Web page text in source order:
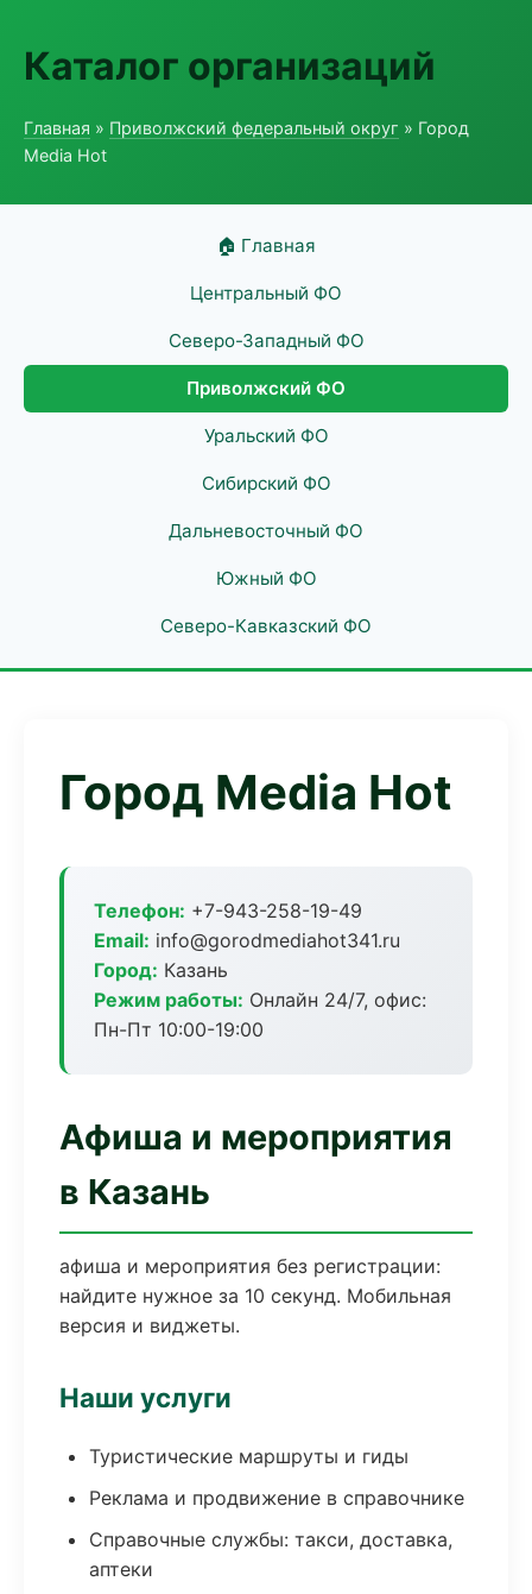
Каталог организаций
Главная » Приволжский федеральный округ » Город
Media Hot
🏠 Главная
Центральный ФО
Северо-Западный ФО
Приволжский ФО
Уральский ФО
Сибирский ФО
Дальневосточный ФО
Южный ФО
Северо-Кавказский ФО
Город Media Hot
Телефон: +7-943-258-19-49
Email: info@gorodmediahot341.ru
Город: Казань
Режим работы: Онлайн 24/7, офис:
Пн-Пт 10:00-19:00
Афиша и мероприятия
в Казань
афиша и мероприятия без регистрации:
найдите нужное за 10 секунд. Мобильная
версия и виджеты.
Наши услуги
Туристические маршруты и гиды
Реклама и продвижение в справочнике
Справочные службы: такси, доставка,
аптеки